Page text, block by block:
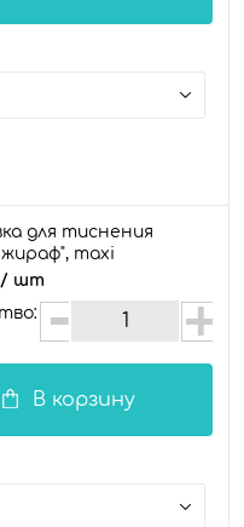
для тиснения
maxi
/ шт
В корзину